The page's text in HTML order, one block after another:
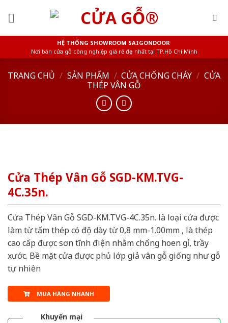
HỆ THỐNG SHOWROOM SAIGONDOOR
Nơi bán cửa gỗ công nghiệp giá rẻ đẹp nhất tại TP.Hồ Chí Minh
TRANG CHỦ / SẢN PHẨM / CỬA CHỐNG CHÁY / CỬA
THÉP VÂN GỖ
Cửa Thép Vân Gỗ SGD-KM.TVG-
4C.35n.
Cửa Thép Vân Gỗ SGD-KM.TVG-4C.35n. là loại cửa được
làm từ tấm thép có độ dày từ 0,8 mm-1.00mm , là thép
cao cấp được sơn tĩnh điện nhằm chống hoen gỉ, trầy
xước. Bề mặt cửa được phủ lớp giả vân gỗ giống như gỗ
tự nhiên
MUA HÀNG NHANH
Khuyến mại